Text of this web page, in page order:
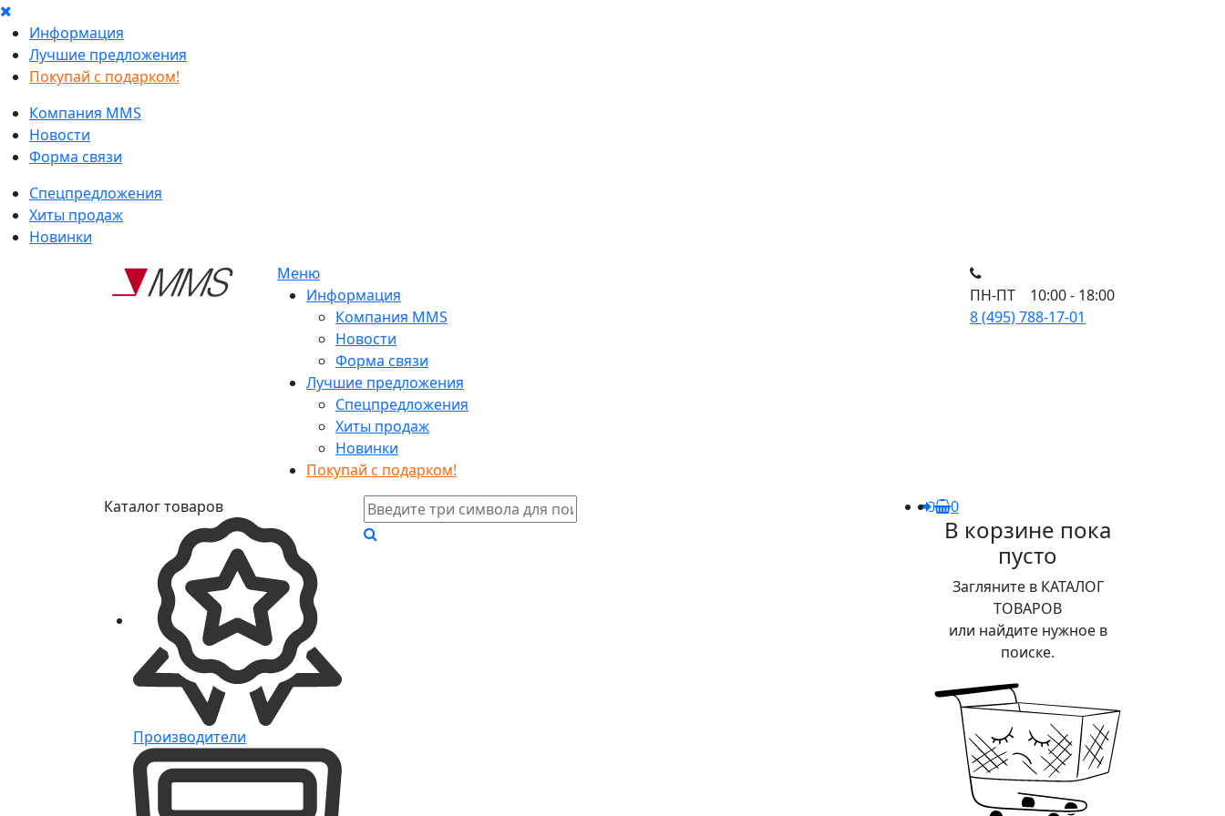
Информация
Лучшие предложения
Покупай с подарком!
Компания MMS
Новости
Форма связи
Спецпредложения
Хиты продаж
Новинки
Меню
Информация
Компания MMS
Новости
Форма связи
Лучшие предложения
Спецпредложения
Хиты продаж
Новинки
Покупай с подарком!
ПН-ПТ 10:00 - 18:00
8 (495) 788-17-01
Каталог товаров
Производители
0
В корзине пока
пусто
Загляните в КАТАЛОГ
ТОВАРОВ
или найдите нужное в
поиске.